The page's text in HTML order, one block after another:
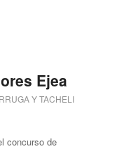
Ejea
Y TACHELI
concurso de